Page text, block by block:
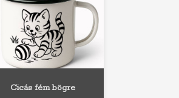
Cicás fém bögre